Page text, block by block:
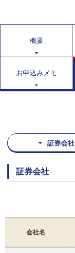
概要
お申込みメモ
証券会社
証券会社
会社名